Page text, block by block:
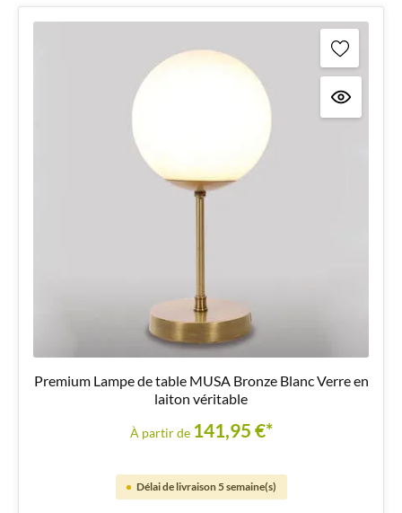
Premium Lampe de table MUSA Bronze Blanc Verre en
laiton véritable
À partir de 141,95 €*
Délai de livraison 5 semaine(s)